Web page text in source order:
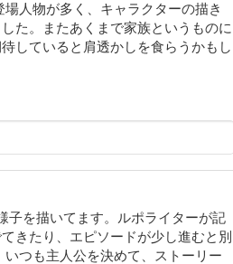
人物が多く、キャラクターの描き
た。またあくまで家族というものに
していると肩透かしを食らうかもし
子を描いてます。ルポライターが記
きたり、エピソードが少し進むと別
つも主人公を決めて、ストーリー